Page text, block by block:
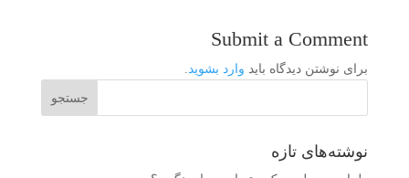
Submit a Comment
برای نوشتن دیدگاه باید وارد بشوید.
نوشته‌های تازه